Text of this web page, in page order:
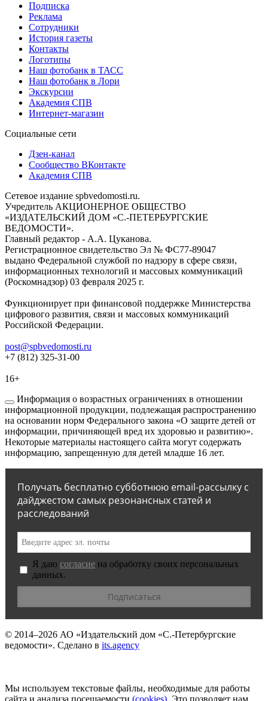
Подписка
Реклама
Сотрудники
История газеты
Контакты
Логотипы
Наш фотобанк в ТАСС
Наш фотобанк в Лори
Экскурсии
Академия СПВ
Интернет-магазин
Социальные сети
Дзен-канал
Сообщество ВКонтакте
Академия СПВ
Сетевое издание spbvedomosti.ru.
Учредитель АКЦИОНЕРНОЕ ОБЩЕСТВО
«ИЗДАТЕЛЬСКИЙ ДОМ «С.-ПЕТЕРБУРГСКИЕ
ВЕДОМОСТИ».
Главный редактор - А.А. Цуканова.
Регистрационное свидетельство Эл № ФС77-89047
выдано Федеральной службой по надзору в сфере связи,
информационных технологий и массовых коммуникаций
(Роскомнадзор) 03 февраля 2025 г.
Функционирует при финансовой поддержке Министерства
цифрового развития, связи и массовых коммуникаций
Российской Федерации.
post@spbvedomosti.ru
+7 (812) 325-31-00
16+
Информация о возрастных ограничениях в отношении
информационной продукции, подлежащая распространению
на основании норм Федерального закона «О защите детей от
информации, причиняющей вред их здоровью и развитию».
Некоторые материалы настоящего сайта могут содержать
информацию, запрещенную для детей младше 16 лет.
Получать бесплатно субботнюю email-рассылку с
дайджестом самых резонансных статей и
расследований
Я даю согласие на обработку своих персональных
данных.
© 2014–2026 АО «Издательский дом «С.-Петербургские
ведомости». Сделано в its.agency
Мы используем текстовые файлы, необходимые для работы
сайта и анализа посещаемости (сookies) . Это позволяет нам